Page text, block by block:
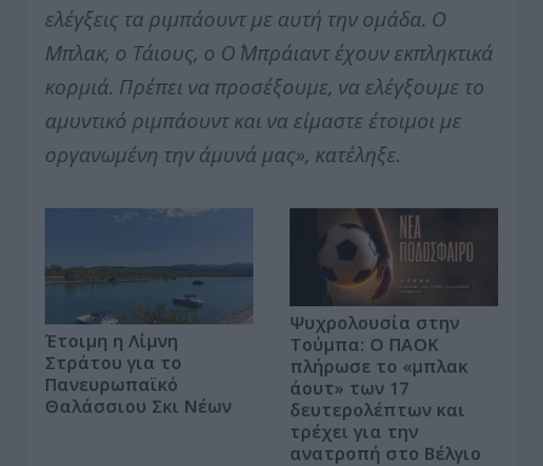
ελέγξεις τα ριμπάουντ με αυτή την ομάδα. Ο
Μπλακ, ο Τάιους, ο Ο΄ Μπράιαντ έχουν εκπληκτικά
κορμιά. Πρέπει να προσέξουμε, να ελέγξουμε το
αμυντικό ριμπάουντ και να είμαστε έτοιμοι με
οργανωμένη την άμυνά μας», κατέληξε.
Έτοιμη η Λίμνη
Στράτου για το
Πανευρωπαϊκό
Θαλάσσιου Σκι Νέων
Ψυχρολουσία στην
Τούμπα: Ο ΠΑΟΚ
πλήρωσε το «μπλακ
άουτ» των 17
δευτερολέπτων και
τρέχει για την
ανατροπή στο Βέλγιο